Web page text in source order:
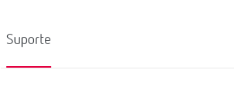
Suporte